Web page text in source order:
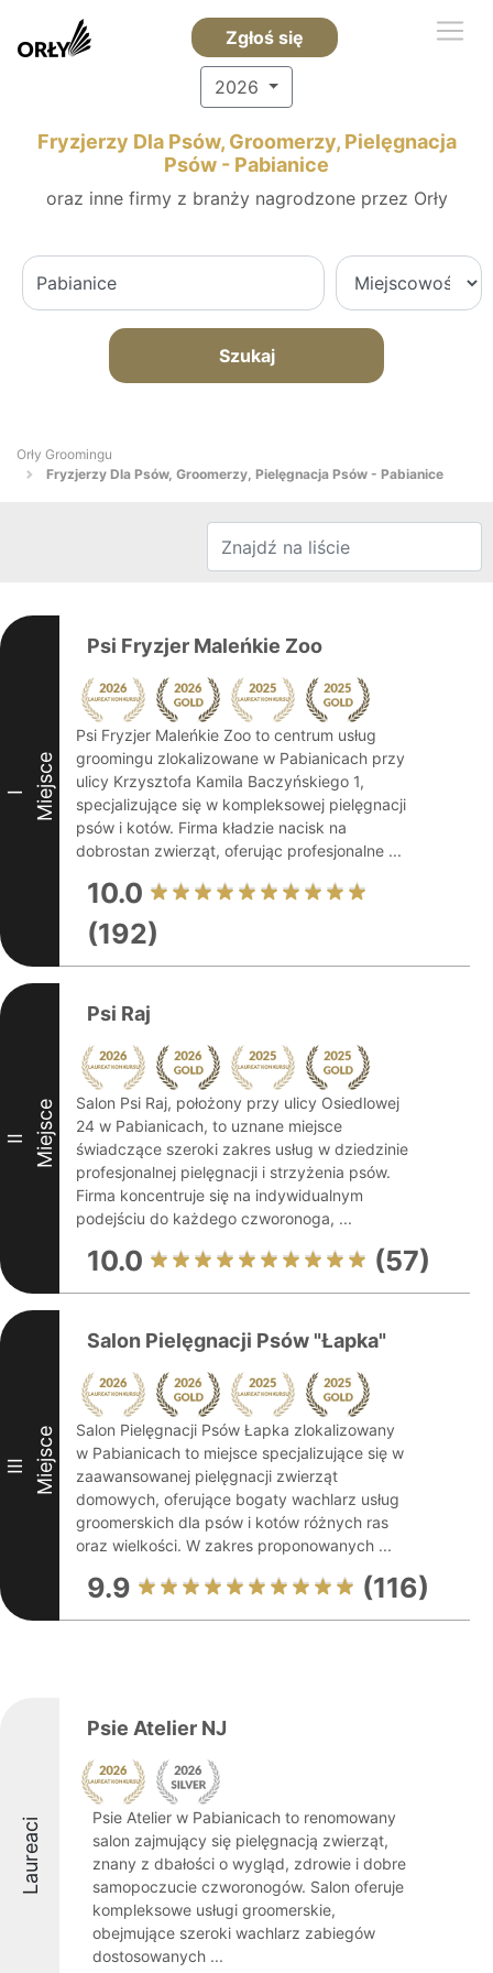
Zgłoś się
2026
Fryzjerzy Dla Psów, Groomerzy, Pielęgnacja
Psów - Pabianice
oraz inne firmy z branży nagrodzone przez Orły
Szukaj
Orły Groomingu
Fryzjerzy Dla Psów, Groomerzy, Pielęgnacja Psów - Pabianice
I Miejsce
Psi Fryzjer Maleńkie Zoo
Psi Fryzjer Maleńkie Zoo to centrum usług
groomingu zlokalizowane w Pabianicach przy
ulicy Krzysztofa Kamila Baczyńskiego 1,
specjalizujące się w kompleksowej pielęgnacji
psów i kotów. Firma kładzie nacisk na
dobrostan zwierząt, oferując profesjonalne ...
10.0
(192)
II Miejsce
Psi Raj
Salon Psi Raj, położony przy ulicy Osiedlowej
24 w Pabianicach, to uznane miejsce
świadczące szeroki zakres usług w dziedzinie
profesjonalnej pielęgnacji i strzyżenia psów.
Firma koncentruje się na indywidualnym
podejściu do każdego czworonoga, ...
10.0 (57)
III Miejsce
Salon Pielęgnacji Psów "Łapka"
Salon Pielęgnacji Psów Łapka zlokalizowany
w Pabianicach to miejsce specjalizujące się w
zaawansowanej pielęgnacji zwierząt
domowych, oferujące bogaty wachlarz usług
groomerskich dla psów i kotów różnych ras
oraz wielkości. W zakres proponowanych ...
9.9 (116)
Laureaci
Psie Atelier NJ
Psie Atelier w Pabianicach to renomowany
salon zajmujący się pielęgnacją zwierząt,
znany z dbałości o wygląd, zdrowie i dobre
samopoczucie czworonogów. Salon oferuje
kompleksowe usługi groomerskie,
obejmujące szeroki wachlarz zabiegów
dostosowanych ...